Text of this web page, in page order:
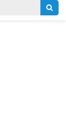
Rechercher